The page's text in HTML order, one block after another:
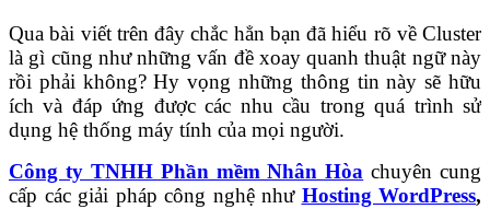
Qua bài viết trên đây chắc hẳn bạn đã hiểu rõ về Cluster
là gì cũng như những vấn đề xoay quanh thuật ngữ này
rồi phải không? Hy vọng những thông tin này sẽ hữu
ích và đáp ứng được các nhu cầu trong quá trình sử
dụng hệ thống máy tính của mọi người.
Công ty TNHH Phần mềm Nhân Hòa chuyên cung
cấp các giải pháp công nghệ như Hosting WordPress,